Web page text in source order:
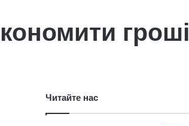
гроші
Читайте нас